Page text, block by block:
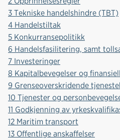
3 Tekniske handelshindre (TBT)
4 Handelstiltak
5 Konkurransepolitikk
6 Handelsfasilitering, samt
7 Investeringer
8 Kapitalbevegelser og
9 Grenseoverskridende
10 Tjenester og
11 Godkjenning av
12 Maritim transport
13 Offentlige anskaffelser